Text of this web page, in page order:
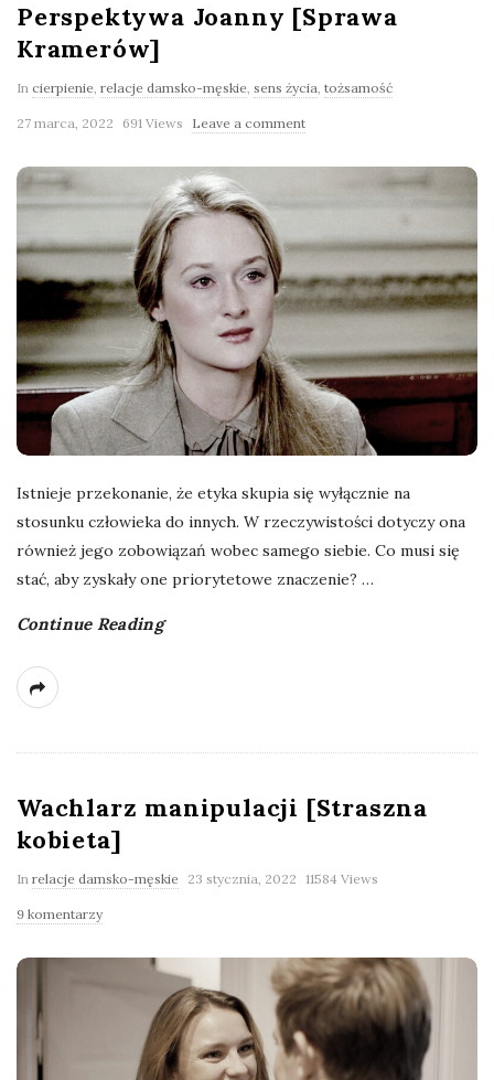
Perspektywa Joanny [Sprawa
Kramerów]
In cierpienie, relacje damsko-męskie, sens życia, tożsamość
27 marca, 2022 691 Views Leave a comment
Istnieje przekonanie, że etyka skupia się wyłącznie na
stosunku człowieka do innych. W rzeczywistości dotyczy ona
również jego zobowiązań wobec samego siebie. Co musi się
stać, aby zyskały one priorytetowe znaczenie? …
Continue Reading
Wachlarz manipulacji [Straszna
kobieta]
In relacje damsko-męskie 23 stycznia, 2022 11584 Views
9 komentarzy